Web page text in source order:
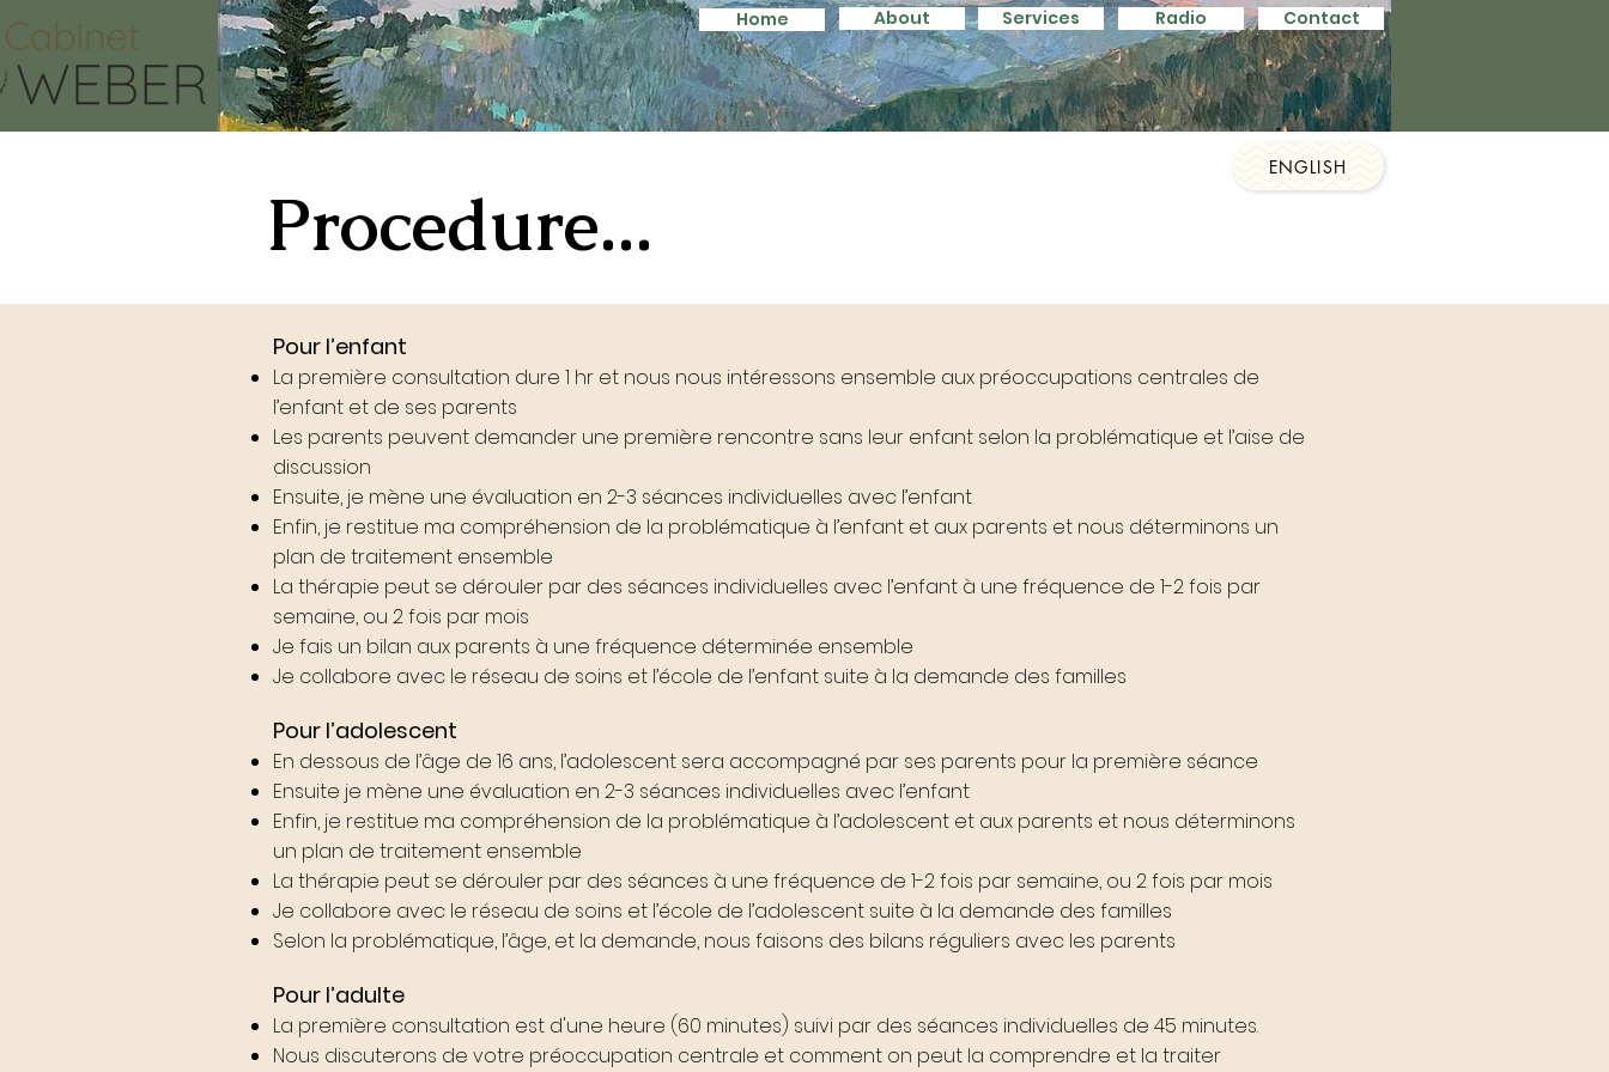
About Services Contact Contact
Home About Services Radio Contact
Procedure...
ENGLISH
Pour l’enfant
La première consultation dure 1 hr et nous nous intéressons ensemble aux préoccupations centrales de
l’enfant et de ses parents
Les parents peuvent demander une première rencontre sans leur enfant selon la problématique et l’aise de
discussion
Ensuite, je mène une évaluation en 2-3 séances individuelles avec l’enfant
Enfin, je restitue ma compréhension de la problématique à l’enfant et aux parents et nous déterminons un
plan de traitement ensemble
La thérapie peut se dérouler par des séances individuelles avec l’enfant à une fréquence de 1-2 fois par
semaine, ou 2 fois par mois
Je fais un bilan aux parents à une fréquence déterminée ensemble
Je collabore avec le réseau de soins et l’école de l’enfant suite à la demande des familles
Pour l’adolescent
En dessous de l’âge de 16 ans, l’adolescent sera accompagné par ses parents pour la première séance
Ensuite je mène une évaluation en 2-3 séances individuelles avec l’enfant
Enfin, je restitue ma compréhension de la problématique à l’adolescent et aux parents et nous déterminons
un plan de traitement ensemble
La thérapie peut se dérouler par des séances à une fréquence de 1-2 fois par semaine, ou 2 fois par mois
Je collabore avec le réseau de soins et l’école de l’adolescent suite à la demande des familles
Selon la problématique, l’âge, et la demande, nous faisons des bilans réguliers avec les parents
Pour l’adulte
La première consultation est d'une heure (60 minutes) suivi par des séances individuelles de 45 minutes.
Nous discuterons de votre préoccupation centrale et comment on peut la comprendre et la traiter